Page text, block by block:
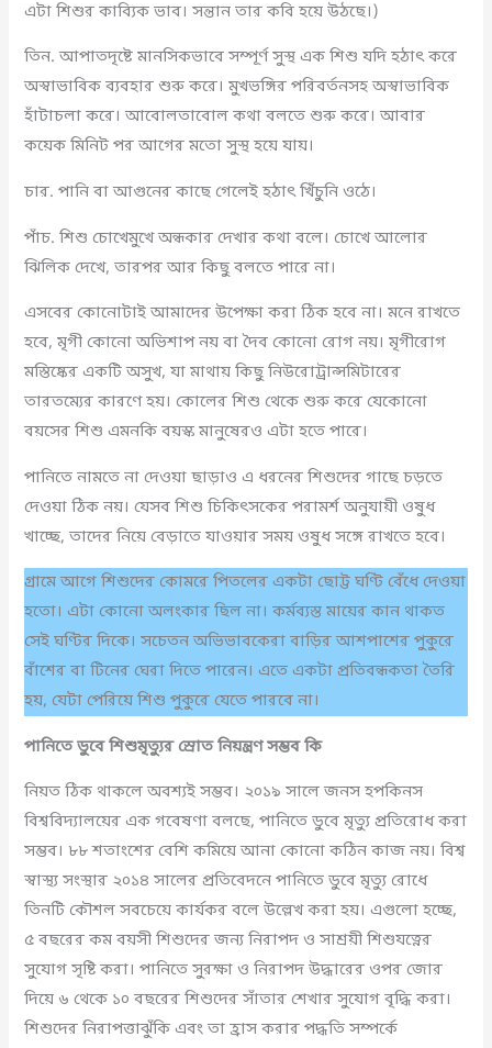
এটা শিশুর কাব্যিক ভাব। সন্তান তার কবি হয়ে উঠছে।)
তিন. আপাতদৃষ্টে মানসিকভাবে সম্পূর্ণ সুস্থ এক শিশু যদি হঠাৎ করে
অস্বাভাবিক ব্যবহার শুরু করে। মুখভঙ্গির পরিবর্তনসহ অস্বাভাবিক
হাঁটাচলা করে। আবোলতাবোল কথা বলতে শুরু করে। আবার
কয়েক মিনিট পর আগের মতো সুস্থ হয়ে যায়।
চার. পানি বা আগুনের কাছে গেলেই হঠাৎ খিঁচুনি ওঠে।
পাঁচ. শিশু চোখেমুখে অন্ধকার দেখার কথা বলে। চোখে আলোর
ঝিলিক দেখে, তারপর আর কিছু বলতে পারে না।
এসবের কোনোটাই আমাদের উপেক্ষা করা ঠিক হবে না। মনে রাখতে
হবে, মৃগী কোনো অভিশাপ নয় বা দৈব কোনো রোগ নয়। মৃগীরোগ
মস্তিষ্কের একটি অসুখ, যা মাথায় কিছু নিউরোট্রান্সমিটারের
তারতম্যের কারণে হয়। কোলের শিশু থেকে শুরু করে যেকোনো
বয়সের শিশু এমনকি বয়স্ক মানুষেরও এটা হতে পারে।
পানিতে নামতে না দেওয়া ছাড়াও এ ধরনের শিশুদের গাছে চড়তে
দেওয়া ঠিক নয়। যেসব শিশু চিকিৎসকের পরামর্শ অনুযায়ী ওষুধ
খাচ্ছে, তাদের নিয়ে বেড়াতে যাওয়ার সময় ওষুধ সঙ্গে রাখতে হবে।
গ্রামে আগে শিশুদের কোমরে পিতলের একটা ছোট্ট ঘণ্টি বেঁধে দেওয়া
হতো। এটা কোনো অলংকার ছিল না। কর্মব্যস্ত মায়ের কান থাকত
সেই ঘণ্টির দিকে। সচেতন অভিভাবকেরা বাড়ির আশপাশের পুকুরে
বাঁশের বা টিনের ঘেরা দিতে পারেন। এতে একটা প্রতিবন্ধকতা তৈরি
হয়, যেটা পেরিয়ে শিশু পুকুরে যেতে পারবে না।
পানিতে ডুবে শিশুমৃত্যুর স্রোত নিয়ন্ত্রণ সম্ভব কি
নিয়ত ঠিক থাকলে অবশ্যই সম্ভব। ২০১৯ সালে জনস হপকিনস
বিশ্ববিদ্যালয়ের এক গবেষণা বলছে, পানিতে ডুবে মৃত্যু প্রতিরোধ করা
সম্ভব। ৮৮ শতাংশের বেশি কমিয়ে আনা কোনো কঠিন কাজ নয়। বিশ্ব
স্বাস্থ্য সংস্থার ২০১৪ সালের প্রতিবেদনে পানিতে ডুবে মৃত্যু রোধে
তিনটি কৌশল সবচেয়ে কার্যকর বলে উল্লেখ করা হয়। এগুলো হচ্ছে,
৫ বছরের কম বয়সী শিশুদের জন্য নিরাপদ ও সাশ্রয়ী শিশুযত্নের
সুযোগ সৃষ্টি করা। পানিতে সুরক্ষা ও নিরাপদ উদ্ধারের ওপর জোর
দিয়ে ৬ থেকে ১০ বছরের শিশুদের সাঁতার শেখার সুযোগ বৃদ্ধি করা।
শিশুদের নিরাপত্তাঝুঁকি এবং তা হ্রাস করার পদ্ধতি সম্পর্কে